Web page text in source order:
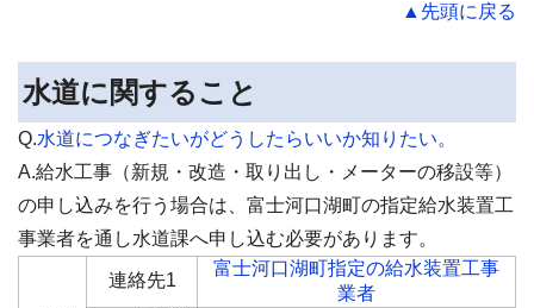
▲先頭に戻る
水道に関すること
Q.水道につなぎたいがどうしたらいいか知りたい。
A.給水工事（新規・改造・取り出し・メーターの移設等）
の申し込みを行う場合は、富士河口湖町の指定給水装置工
事業者を通し水道課へ申し込む必要があります。
連絡先1
富士河口湖町指定の給水装置工事
業者